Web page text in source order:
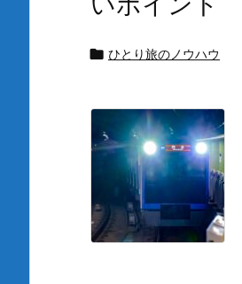
 ひとり旅のノウハウ